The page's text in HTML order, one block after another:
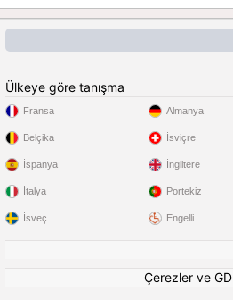
Ülkeye göre tanışma
Fransa
Belçika
İspanya
İtalya
İsveç
Almanya
İsviçre
İngiltere
Portekiz
Engelli
Çerezler ve